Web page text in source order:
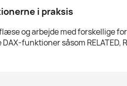
i praksis
og arbejde med forskellige
funktioner såsom RELATED,